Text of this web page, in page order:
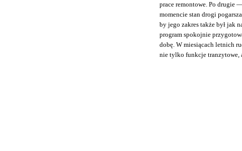
prace remontowe. Po drugie
momencie stan drogi
by jego zakres także był jak
program spokojnie
dobę. W miesiącach letnich
nie tylko funkcje tranzytowe,